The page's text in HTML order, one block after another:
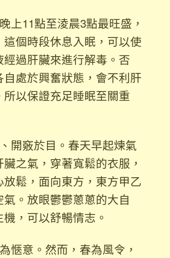
11點至淩晨3點最旺盛，
個時段休息入眠，可以使
過肝臟來進行解毒。否
處於興奮狀態，會不利肝
以保證充足睡眠至關重
竅於目。春天早起煉氣
之氣，穿著寬鬆的衣服，
鬆，面向東方，東方甲乙
。放眼鬱鬱蔥蔥的大自
，可以舒暢情志。
意。然而，春為風令，